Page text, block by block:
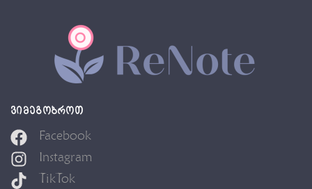
ᲕᲘᲛᲔᲒᲝᲑᲠᲝᲗ
Facebook
Instagram
TikTok